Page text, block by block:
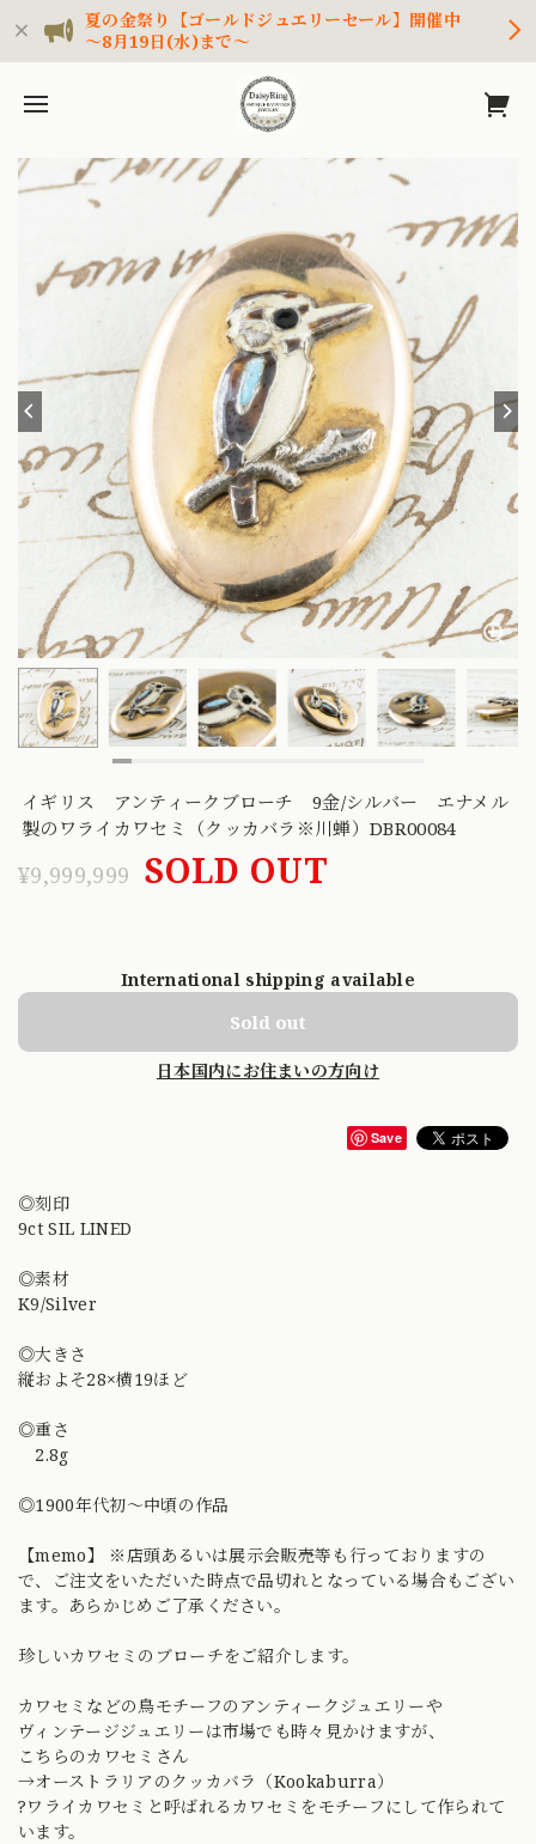
夏の金祭り【ゴールドジュエリーセール】開催中
～8月19日(水)まで～
イギリス アンティークブローチ 9金/シルバー エナメル
製のワライカワセミ（クッカバラ※川蝉）DBR00084
¥9,999,999 SOLD OUT
International shipping available
Sold out
日本国内にお住まいの方向け
Save
◎刻印
9ct SIL LINED
◎素材
K9/Silver
◎大きさ
縦およそ28×横19ほど
◎重さ
2.8g
◎1900年代初〜中頃の作品
【memo】 ※店頭あるいは展示会販売等も行っておりますの
で、ご注文をいただいた時点で品切れとなっている場合もござい
ます。あらかじめご了承ください。
珍しいカワセミのブローチをご紹介します。
カワセミなどの鳥モチーフのアンティークジュエリーや
ヴィンテージジュエリーは市場でも時々見かけますが、
こちらのカワセミさん
→オーストラリアのクッカバラ（Kookaburra）
?ワライカワセミと呼ばれるカワセミをモチーフにして作られて
います。